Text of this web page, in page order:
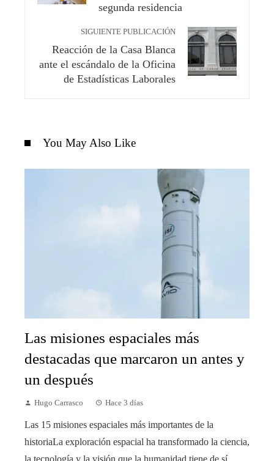
segunda residencia
SIGUIENTE PUBLICACIÓN
Reacción de la Casa Blanca
ante el escándalo de la Oficina
de Estadísticas Laborales
You May Also Like
Las misiones espaciales más
destacadas que marcaron un antes y
un después
Hugo Carrasco Hace 3 días
Las 15 misiones espaciales más importantes de la
historiaLa exploración espacial ha transformado la ciencia,